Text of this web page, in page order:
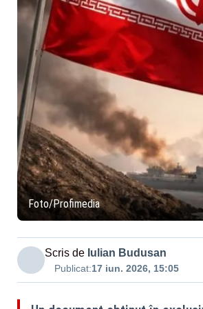
Foto/Profimedia
Scris de Iulian Budusan
Publicat:17 iun. 2026, 15:05